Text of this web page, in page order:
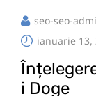
seo-seo-
ianuarie 13,
i Doge